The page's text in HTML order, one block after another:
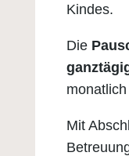
Kindes.
Die
Mit